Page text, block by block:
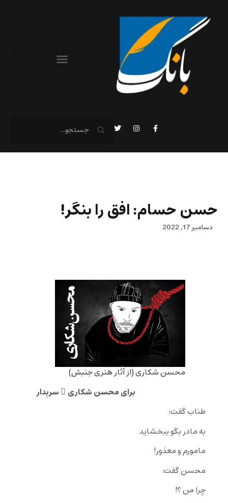
حسن حسام: افق را بنگر!
دسامبر 17, 2022
محسن شکاری (از آثار هنری جنبش)
برای محسن شکاری ِ سربِدار
طناب گفت:
به مادر بگو ببخشاید
مامورم و معذور!
محسن گفت:
چرا من ؟!